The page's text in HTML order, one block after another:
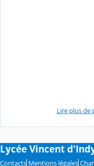
Lire plus de
Lycée Vincent
Contacts Mentions légales